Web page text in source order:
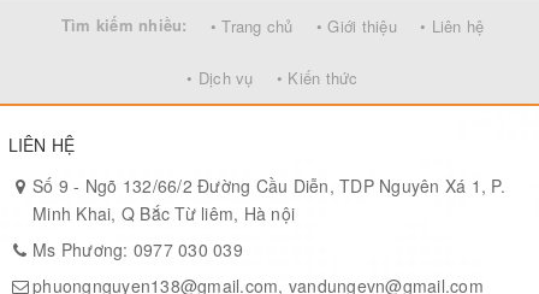
Tìm kiếm nhiều: • Trang chủ • Giới thiệu • Liên hệ
• Dịch vụ • Kiến thức
LIÊN HỆ
Số 9 - Ngõ 132/66/2 Đường Cầu Diễn, TDP Nguyên Xá 1, P.
Minh Khai, Q Bắc Từ liêm, Hà nội
Ms Phương: 0977 030 039
phuongnguyen138@gmail.com, vandungevn@gmail.com